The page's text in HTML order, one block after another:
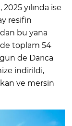
yılında ise
resifin
bu yana
de toplam 54
de Darıca
indirildi,
ve mersin